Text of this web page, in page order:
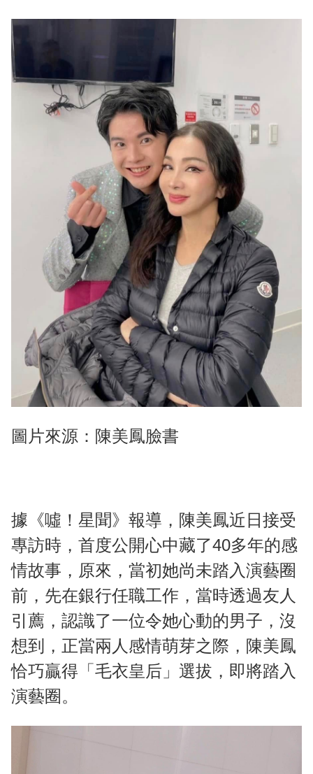
圖片來源：陳美鳳臉書
據《噓！星聞》報導，陳美鳳近日接受
專訪時，首度公開心中藏了40多年的感
情故事，原來，當初她尚未踏入演藝圈
前，先在銀行任職工作，當時透過友人
引薦，認識了一位令她心動的男子，沒
想到，正當兩人感情萌芽之際，陳美鳳
恰巧贏得「毛衣皇后」選拔，即將踏入
演藝圈。